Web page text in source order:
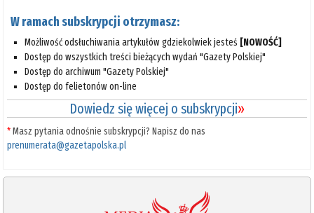
W ramach subskrypcji otrzymasz:
Możliwość odsłuchiwania artykułów gdziekolwiek jesteś [NOWOŚĆ]
Dostęp do wszystkich treści bieżących wydań "Gazety Polskiej"
Dostęp do archiwum "Gazety Polskiej"
Dostęp do felietonów on-line
Dowiedz się więcej o subskrypcji»
*Masz pytania odnośnie subskrypcji? Napisz do nas
prenumerata@gazetapolska.pl